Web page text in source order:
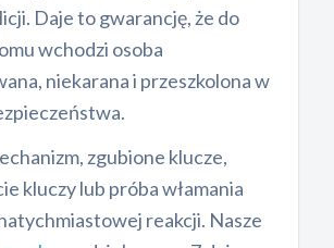
Daje to gwarancję, że do
wchodzi osoba
niekarana i przeszkolona w
zgubione klucze,
kluczy lub próba włamania
reakcji. Nasze